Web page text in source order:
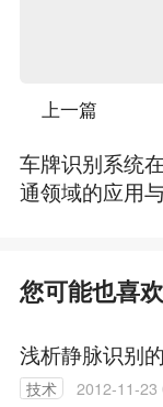
上一篇
车牌识别系统
通领域的应用
您可能也喜
浅析静脉识别
技术
2012-11-23